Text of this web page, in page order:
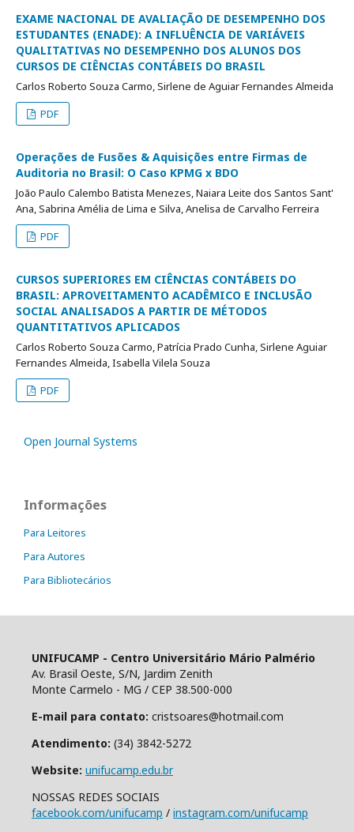
EXAME NACIONAL DE AVALIAÇÃO DE DESEMPENHO DOS
ESTUDANTES (ENADE): A INFLUÊNCIA DE VARIÁVEIS
QUALITATIVAS NO DESEMPENHO DOS ALUNOS DOS
CURSOS DE CIÊNCIAS CONTÁBEIS DO BRASIL
Carlos Roberto Souza Carmo, Sirlene de Aguiar Fernandes Almeida
PDF
Operações de Fusões & Aquisições entre Firmas de
Auditoria no Brasil: O Caso KPMG x BDO
João Paulo Calembo Batista Menezes, Naiara Leite dos Santos Sant'
Ana, Sabrina Amélia de Lima e Silva, Anelisa de Carvalho Ferreira
PDF
CURSOS SUPERIORES EM CIÊNCIAS CONTÁBEIS DO
BRASIL: APROVEITAMENTO ACADÊMICO E INCLUSÃO
SOCIAL ANALISADOS A PARTIR DE MÉTODOS
QUANTITATIVOS APLICADOS
Carlos Roberto Souza Carmo, Patrícia Prado Cunha, Sirlene Aguiar
Fernandes Almeida, Isabella Vilela Souza
PDF
Open Journal Systems
Informações
Para Leitores
Para Autores
Para Bibliotecários
UNIFUCAMP - Centro Universitário Mário Palmério
Av. Brasil Oeste, S/N, Jardim Zenith
Monte Carmelo - MG / CEP 38.500-000
E-mail para contato: cristsoares@hotmail.com
Atendimento: (34) 3842-5272
Website: unifucamp.edu.br
NOSSAS REDES SOCIAIS
facebook.com/unifucamp / instagram.com/unifucamp